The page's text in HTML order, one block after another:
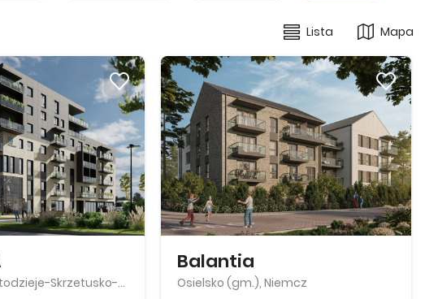
Lista Mapa
Bydgoszcz, Bartodzieje-Skrzetusko-Bielawki
Balantia
Osielsko (gm.), Niemcz